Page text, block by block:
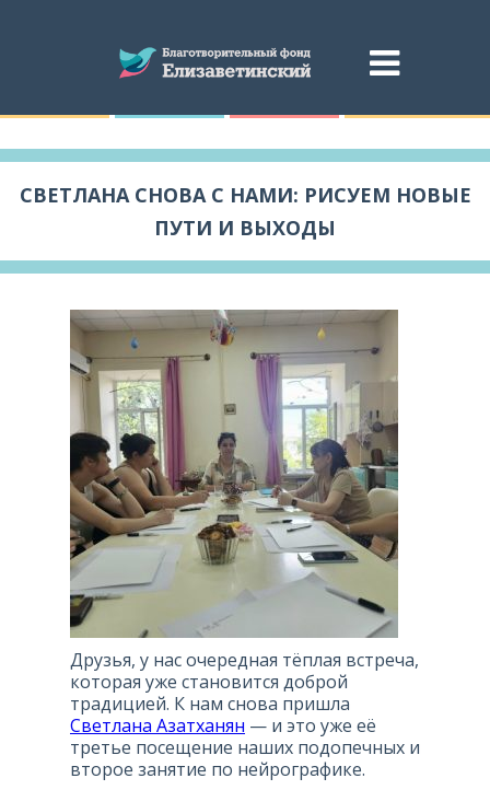
СВЕТЛАНА СНОВА С НАМИ: РИСУЕМ НОВЫЕ
ПУТИ И ВЫХОДЫ
Друзья, у нас очередная тёплая встреча,
которая уже становится доброй
традицией. К нам снова пришла
Светлана Азатханян — и это уже её
третье посещение наших подопечных и
второе занятие по нейрографике.